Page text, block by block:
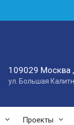
109029 Москва ,
ул. Большая
Проекты